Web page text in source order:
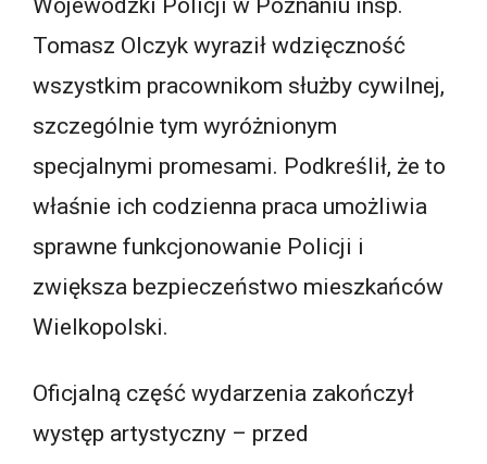
Wojewódzki Policji w Poznaniu insp.
Tomasz Olczyk wyraził wdzięczność
wszystkim pracownikom służby cywilnej,
szczególnie tym wyróżnionym
specjalnymi promesami. Podkreślił, że to
właśnie ich codzienna praca umożliwia
sprawne funkcjonowanie Policji i
zwiększa bezpieczeństwo mieszkańców
Wielkopolski.
Oficjalną część wydarzenia zakończył
występ artystyczny – przed